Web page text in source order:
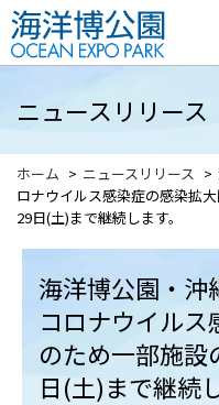
ニュースリリース
ホーム ニュースリリース
ロナウイルス感染症の感染拡
29日(土)まで継続します。
海洋博公園・沖
コロナウイル
のため一部施設
日(土)まで継続